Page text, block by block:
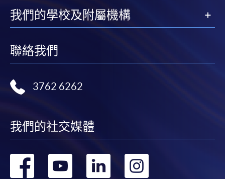
我們的學校及附屬機構
聯絡我們
3762 6262
我們的社交媒體
轉 轉 轉 轉